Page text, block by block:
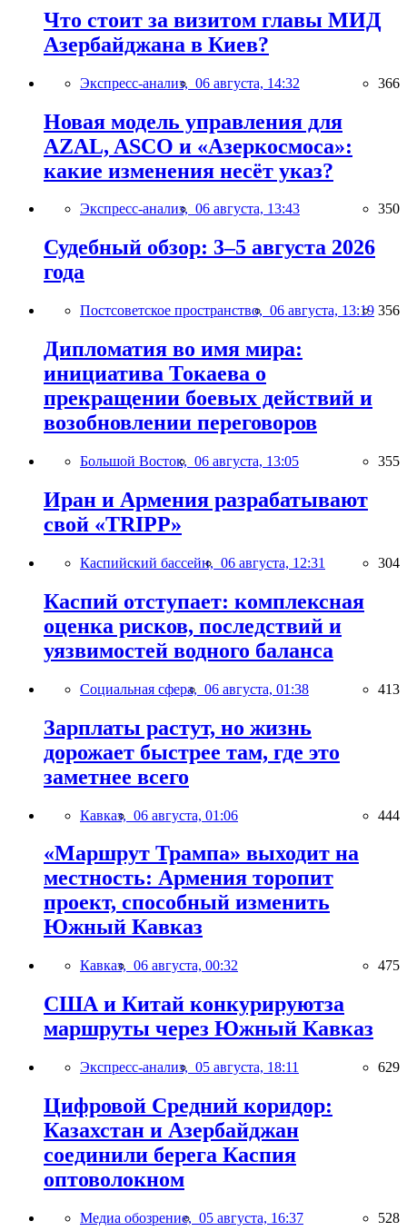
Что стоит за визитом главы МИД
Азербайджана в Киев?
Экспресс-анализ, 06 августа, 14:32 366
Новая модель управления для
AZAL, ASCO и «Азеркосмоса»:
какие изменения несёт указ?
Экспресс-анализ, 06 августа, 13:43 350
Судебный обзор: 3–5 августа 2026
года
Постсоветское пространство, 06 августа, 13:19 356
Дипломатия во имя мира:
инициатива Токаева о
прекращении боевых действий и
возобновлении переговоров
Большой Восток, 06 августа, 13:05 355
Иран и Армения разрабатывают
свой «TRIPP»
Каспийский бассейн, 06 августа, 12:31 304
Каспий отступает: комплексная
оценка рисков, последствий и
уязвимостей водного баланса
Социальная сфера, 06 августа, 01:38 413
Зарплаты растут, но жизнь
дорожает быстрее там, где это
заметнее всего
Кавказ, 06 августа, 01:06 444
«Маршрут Трампа» выходит на
местность: Армения торопит
проект, способный изменить
Южный Кавказ
Кавказ, 06 августа, 00:32 475
США и Китай конкурируютза
маршруты через Южный Кавказ
Экспресс-анализ, 05 августа, 18:11 629
Цифровой Средний коридор:
Казахстан и Азербайджан
соединили берега Каспия
оптоволокном
Медиа обозрение, 05 августа, 16:37 528